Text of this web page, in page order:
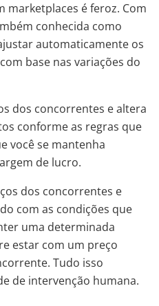
marketplaces é feroz. Com
conhecida como
automaticamente os
base nas variações do
dos concorrentes e altera
conforme as regras que
você se mantenha
de lucro.
dos concorrentes e
com as condições que
uma determinada
estar com um preço
Tudo isso
de intervenção humana.